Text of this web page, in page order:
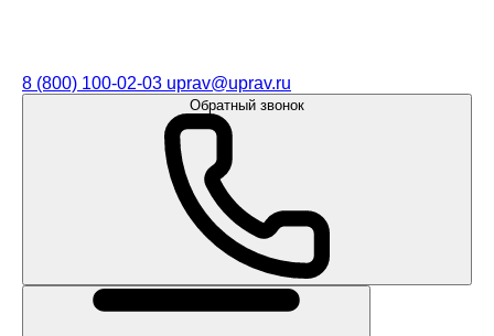
8 (800) 100-02-03 uprav@uprav.ru
Обратный звонок